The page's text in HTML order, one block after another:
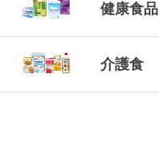
健康食品
介護食